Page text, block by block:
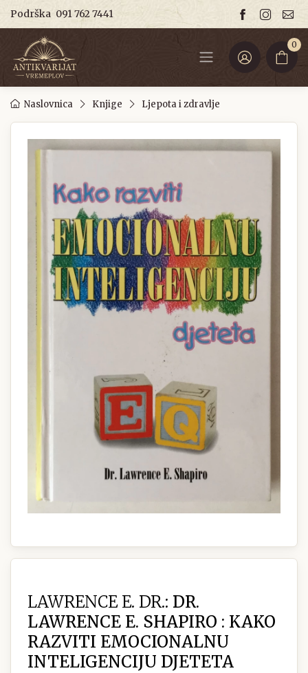
Podrška 091 762 7441
0
Naslovnica Knjige Ljepota i zdravlje
LAWRENCE E. DR.: DR.
LAWRENCE E. SHAPIRO : KAKO
RAZVITI EMOCIONALNU
INTELIGENCIJU DJETETA